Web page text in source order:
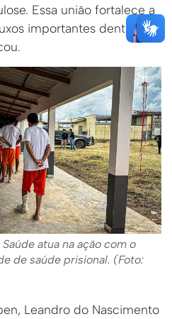
Essa união fortalece a
importantes dentro do
atua na ação com o
de saúde prisional. (Foto:
Leandro do Nascimento